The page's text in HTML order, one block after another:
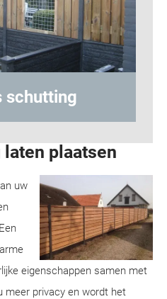
betonschutting
plaatsen
uw
eigenschappen samen met
meer privacy en wordt het